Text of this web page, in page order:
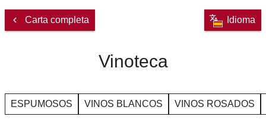
Carta completa Idioma
Vinoteca
ESPUMOSOS VINOS BLANCOS VINOS ROSADOS